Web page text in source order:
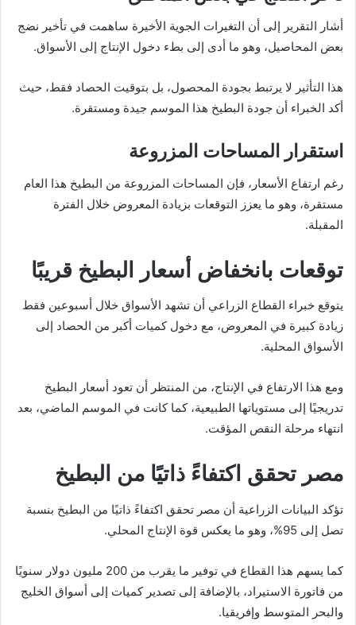
أشار التقرير إلى أن التغيرات الجوية الأخيرة ساهمت في تأخير نضج
بعض المحاصيل، وهو ما أدى إلى بطء دخول الإنتاج إلى الأسواق.
هذا التأثير لا يرتبط بجودة المحصول، بل بتوقيت الحصاد فقط، حيث
أكد الخبراء أن جودة البطيخ هذا الموسم جيدة ومستقرة.
استقرار المساحات المزروعة
رغم ارتفاع الأسعار، فإن المساحات المزروعة من البطيخ هذا العام
مستقرة، وهو ما يعزز التوقعات بزيادة المعروض خلال الفترة
المقبلة.
توقعات بانخفاض أسعار البطيخ قريبًا
يتوقع خبراء القطاع الزراعي أن تشهد الأسواق خلال أسبوعين فقط
زيادة كبيرة في المعروض، مع دخول كميات أكبر من الحصاد إلى
الأسواق المحلية.
ومع هذا الارتفاع في الإنتاج، من المنتظر أن تعود أسعار البطيخ
تدريجيًا إلى مستوياتها الطبيعية، كما كانت في الموسم الماضي، بعد
انتهاء مرحلة النقص المؤقت.
مصر تحقق اكتفاءً ذاتيًا من البطيخ
تؤكد البيانات الزراعية أن مصر تحقق اكتفاءً ذاتيًا من البطيخ بنسبة
تصل إلى 95%، وهو ما يعكس قوة الإنتاج المحلي.
كما يسهم هذا القطاع في توفير ما يقرب من 200 مليون دولار سنويًا
من فاتورة الاستيراد، بالإضافة إلى تصدير كميات إلى أسواق الخليج
والبحر المتوسط وإفريقيا.